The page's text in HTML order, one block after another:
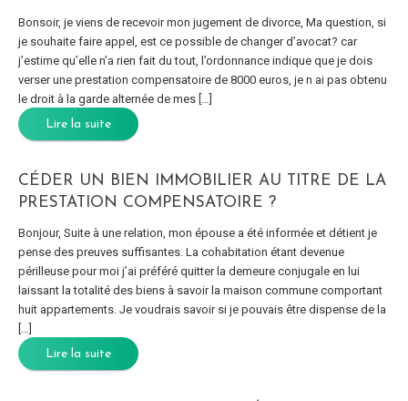
Bonsoir, je viens de recevoir mon jugement de divorce, Ma question, si
je souhaite faire appel, est ce possible de changer d’avocat? car
j’estime qu’elle n’a rien fait du tout, l’ordonnance indique que je dois
verser une prestation compensatoire de 8000 euros, je n ai pas obtenu
le droit à la garde alternée de mes […]
Lire la suite
CÉDER UN BIEN IMMOBILIER AU TITRE DE LA
PRESTATION COMPENSATOIRE ?
Bonjour, Suite à une relation, mon épouse a été informée et détient je
pense des preuves suffisantes. La cohabitation étant devenue
périlleuse pour moi j’ai préféré quitter la demeure conjugale en lui
laissant la totalité des biens à savoir la maison commune comportant
huit appartements. Je voudrais savoir si je pouvais être dispense de la
Lire la suite